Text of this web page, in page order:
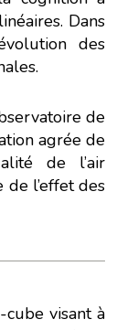
Dans
des
de
agrée de
de l’air
l’effet des
cube visant à